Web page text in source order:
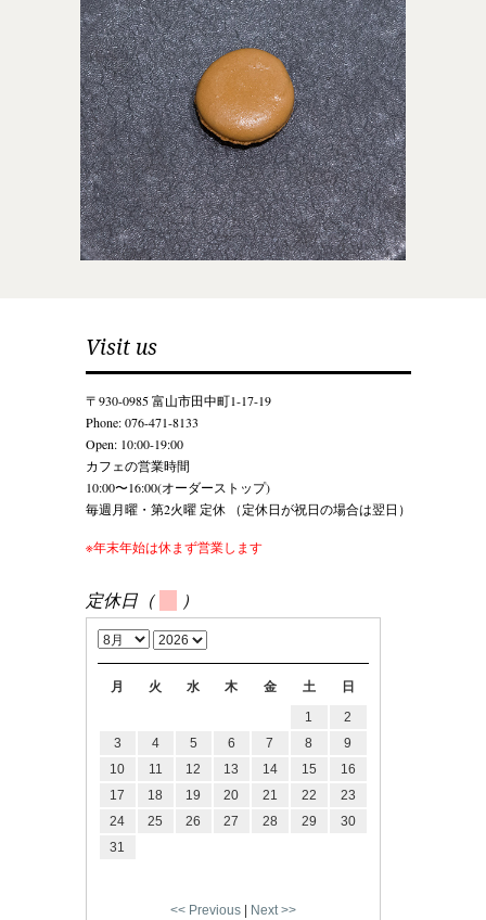
Visit us
〒930-0985 富山市田中町1-17-19
Phone: 076-471-8133
Open: 10:00-19:00
カフェの営業時間
10:00〜16:00(オーダーストップ)
毎週月曜・第2火曜 定休 （定休日が祝日の場合は翌日）
※年末年始は休まず営業します
定休日（ ）
月 火 水 木 金 土 日
<< Previous| Next >>
1
2
3
4 5 6 7 8
9
10
11 12 13 14 15
16
17
18 19 20 21 22
23
24
25 26 27 28 29
30
31